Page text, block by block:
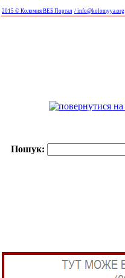
2015 © Коломия ВЕБ Портал / info@kolomyya.org
Пошук: